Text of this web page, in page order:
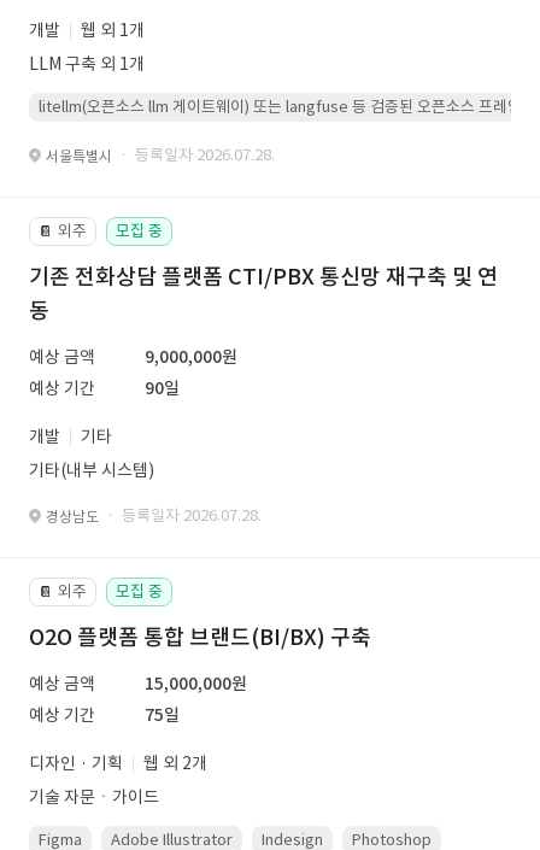
개발
웹 외 1개
LLM 구축 외 1개
litellm(오픈소스 llm 게이트웨이) 또는 langfuse 등 검증된 오픈소스 프레임워
서울특별시 · 등록일자 2026.07.28.
📔 외주 모집 중
기존 전화상담 플랫폼 CTI/PBX 통신망 재구축 및 연
동
예상 금액
9,000,000원
예상 기간
90일
개발
기타
기타(내부 시스템)
경상남도 · 등록일자 2026.07.28.
📔 외주 모집 중
O2O 플랫폼 통합 브랜드(BI/BX) 구축
예상 금액
15,000,000원
예상 기간
75일
디자인 · 기획
웹 외 2개
기술 자문ㆍ가이드
Figma Adobe Illustrator Indesign Photoshop